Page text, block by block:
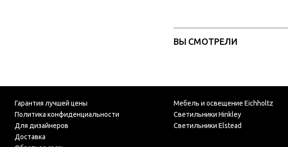
ВЫ СМОТРЕЛИ
Гарантия лучшей цены
Политика конфиденциальности
Для дизайнеров
Доставка
Мебель и освещение Eichholtz
Светильники Hinkley
Светильники Elstead